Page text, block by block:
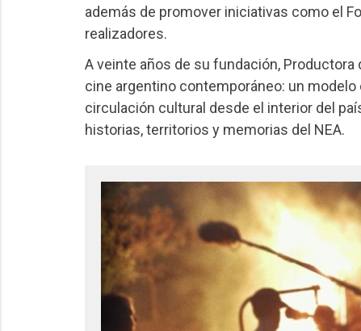
además de promover iniciativas como el
realizadores.
A veinte años de su fundación,
cine argentino contemporáneo: un
circulación cultural desde el interior del
historias, territorios y memorias del NEA.